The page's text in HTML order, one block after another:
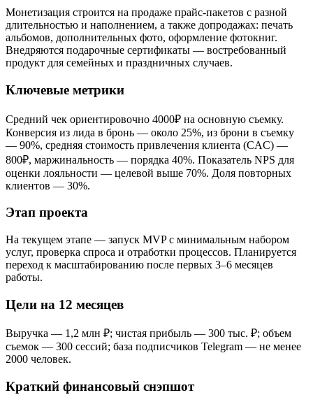
Монетизация строится на продаже прайс-пакетов с разной
длительностью и наполнением, а также допродажах: печать
альбомов, дополнительных фото, оформление фотокниг.
Внедряются подарочные сертификаты — востребованный
продукт для семейных и праздничных случаев.
Ключевые метрики
Средний чек ориентировочно 4000₽ на основную съемку.
Конверсия из лида в бронь — около 25%, из брони в съемку
— 90%, средняя стоимость привлечения клиента (CAC) —
800₽, маржинальность — порядка 40%. Показатель NPS для
оценки лояльности — целевой выше 70%. Доля повторных
клиентов — 30%.
Этап проекта
На текущем этапе — запуск MVP с минимальным набором
услуг, проверка спроса и отработки процессов. Планируется
переход к масштабированию после первых 3–6 месяцев
работы.
Цели на 12 месяцев
Выручка — 1,2 млн ₽; чистая прибыль — 300 тыс. ₽; объем
съемок — 300 сессий; база подписчиков Telegram — не менее
2000 человек.
Краткий финансовый снэпшот